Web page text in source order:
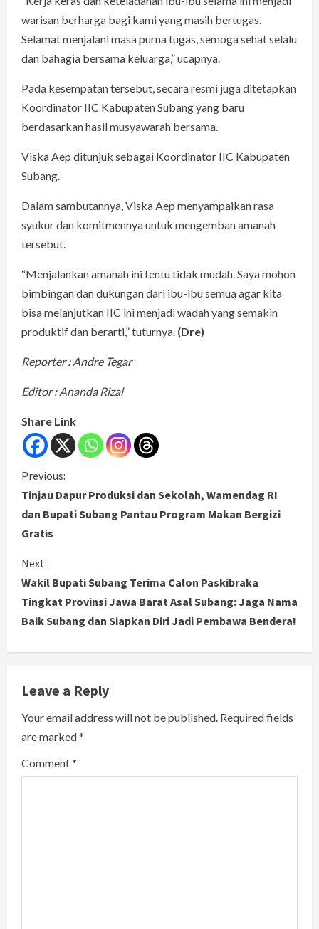
warisan berharga bagi kami yang masih bertugas.
Selamat menjalani masa purna tugas, semoga sehat selalu
dan bahagia bersama keluarga,” ucapnya.
Pada kesempatan tersebut, secara resmi juga ditetapkan
Koordinator IIC Kabupaten Subang yang baru
berdasarkan hasil musyawarah bersama.
Viska Aep ditunjuk sebagai Koordinator IIC Kabupaten
Subang.
Dalam sambutannya, Viska Aep menyampaikan rasa
syukur dan komitmennya untuk mengemban amanah
tersebut.
“Menjalankan amanah ini tentu tidak mudah. Saya mohon
bimbingan dan dukungan dari ibu-ibu semua agar kita
bisa melanjutkan IIC ini menjadi wadah yang semakin
produktif dan berarti,” tuturnya. (Dre)
Reporter : Andre Tegar
Editor : Ananda Rizal
Share Link
C
o
n
t
i
n
u
e
R
e
a
Previous:
Tinjau Dapur Produksi dan Sekolah, Wamendag RI
dan Bupati Subang Pantau Program Makan Bergizi
Gratis
Next:
Wakil Bupati Subang Terima Calon Paskibraka
Tingkat Provinsi Jawa Barat Asal Subang: Jaga Nama
Baik Subang dan Siapkan Diri Jadi Pembawa Bendera!
Leave a Reply
Your email address will not be published. Required fields
are marked*
Comment*